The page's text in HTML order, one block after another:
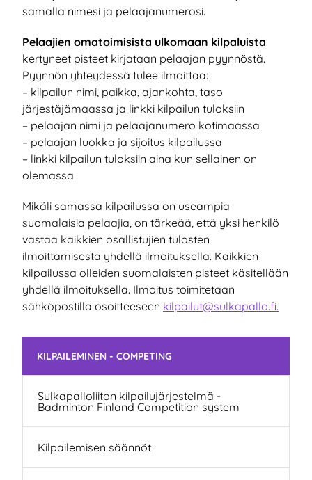
samalla nimesi ja pelaajanumerosi.
Pelaajien omatoimisista ulkomaan kilpaluista
kertyneet pisteet kirjataan pelaajan pyynnöstä.
Pyynnön yhteydessä tulee ilmoittaa:
– kilpailun nimi, paikka, ajankohta, taso
järjestäjämaassa ja linkki kilpailun tuloksiin
– pelaajan nimi ja pelaajanumero kotimaassa
– pelaajan luokka ja sijoitus kilpailussa
– linkki kilpailun tuloksiin aina kun sellainen on
olemassa
Mikäli samassa kilpailussa on useampia
suomalaisia pelaajia, on tärkeää, että yksi henkilö
vastaa kaikkien osallistujien tulosten
ilmoittamisesta yhdellä ilmoituksella. Kaikkien
kilpailussa olleiden suomalaisten pisteet käsitellään
yhdellä ilmoituksella. Ilmoitus toimitetaan
sähköpostilla osoitteeseen kilpailut@sulkapallo.fi.
Skip subnavigation
KILPAILEMINEN - COMPETING
Sulkapalloliiton kilpailujärjestelmä -
Badminton Finland Competition system
Kilpailemisen säännöt